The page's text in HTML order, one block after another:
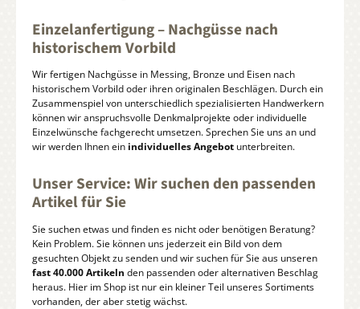
Einzelanfertigung – Nachgüsse nach
historischem Vorbild
Wir fertigen Nachgüsse in Messing, Bronze und Eisen nach
historischem Vorbild oder ihren originalen Beschlägen. Durch ein
Zusammenspiel von unterschiedlich spezialisierten Handwerkern
können wir anspruchsvolle Denkmalprojekte oder individuelle
Einzelwünsche fachgerecht umsetzen. Sprechen Sie uns an und
wir werden Ihnen ein individuelles Angebot unterbreiten.
Unser Service: Wir suchen den passenden
Artikel für Sie
Sie suchen etwas und finden es nicht oder benötigen Beratung?
Kein Problem. Sie können uns jederzeit ein Bild von dem
gesuchten Objekt zu senden und wir suchen für Sie aus unseren
fast 40.000 Artikeln den passenden oder alternativen Beschlag
heraus. Hier im Shop ist nur ein kleiner Teil unseres Sortiments
vorhanden, der aber stetig wächst.